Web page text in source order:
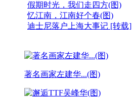
假期时光，我们走四方(图)
忆江南，江南好个春(图)
迪士尼落户上海大事记 [转载]
著名画家左建华...(图)